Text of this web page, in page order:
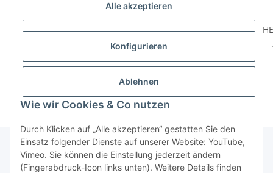
Alle akzeptieren
Konfigurieren
Ablehnen
Wie wir Cookies & Co nutzen
Durch Klicken auf „Alle akzeptieren“ gestatten Sie den
Einsatz folgender Dienste auf unserer Website: YouTube,
Vimeo. Sie können die Einstellung jederzeit ändern
(Fingerabdruck-Icon links unten). Weitere Details finden
HETTICH Möbelgriff,
vernickelt, 130 x 15 x 26
HETTICH Möbelgriff, BA
96mm, 140 x 27 x 15
Aluminium-Optik